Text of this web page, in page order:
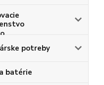
potreby
batérie